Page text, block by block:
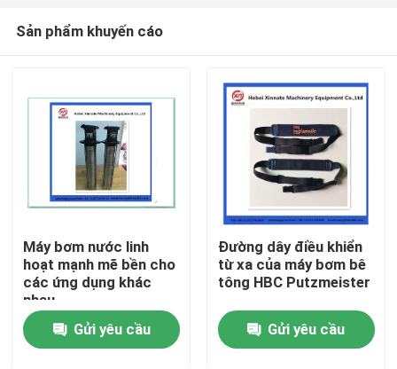
Nhà
Sản phẩm khuyến cáo
Máy bơm nước linh
hoạt mạnh mẽ bền cho
các ứng dụng khác
nhau
Gửi yêu cầu
Đường dây điều khiển
từ xa của máy bơm bê
tông HBC Putzmeister
Gửi yêu cầu